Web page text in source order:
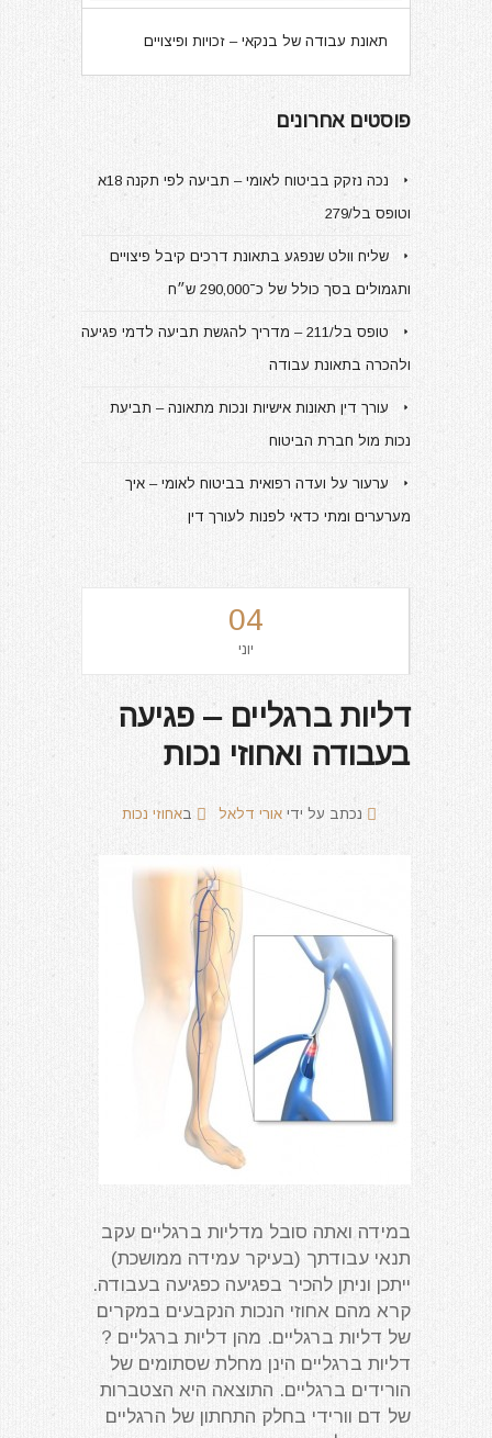
תאונת עבודה של בנקאי – זכויות ופיצויים
פוסטים אחרונים
נכה נזקק בביטוח לאומי – תביעה לפי תקנה 18א
וטופס בל/279
שליח וולט שנפגע בתאונת דרכים קיבל פיצויים
ותגמולים בסך כולל של כ־290,000 ש״ח
טופס בל/211 – מדריך להגשת תביעה לדמי פגיעה
ולהכרה בתאונת עבודה
עורך דין תאונות אישיות ונכות מתאונה – תביעת
נכות מול חברת הביטוח
ערעור על ועדה רפואית בביטוח לאומי – איך
מערערים ומתי כדאי לפנות לעורך דין
04
יוני
דליות ברגליים – פגיעה
בעבודה ואחוזי נכות
נכתב על ידי אורי דלאל באחוזי נכות
במידה ואתה סובל מדליות ברגליים עקב
תנאי עבודתך (בעיקר עמידה ממושכת)
ייתכן וניתן להכיר בפגיעה כפגיעה בעבודה.
קרא מהם אחוזי הנכות הנקבעים במקרים
של דליות ברגליים. מהן דליות ברגליים ?
דליות ברגליים הינן מחלת שסתומים של
הורידים ברגליים. התוצאה היא הצטברות
של דם וורידי בחלק התחתון של הרגליים